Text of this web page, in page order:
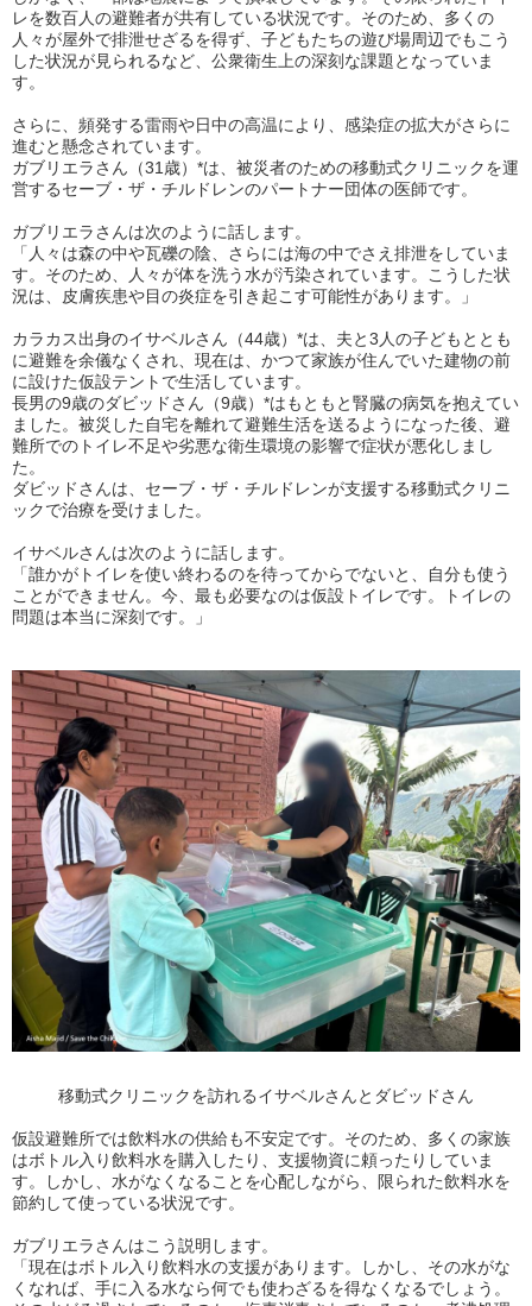
レを数百人の避難者が共有している状況です。そのため、多くの
人々が屋外で排泄せざるを得ず、子どもたちの遊び場周辺でもこう
した状況が見られるなど、公衆衛生上の深刻な課題となっていま
す。
さらに、頻発する雷雨や日中の高温により、感染症の拡大がさらに
進むと懸念されています。
ガブリエラさん（31歳）*は、被災者のための移動式クリニックを運
営するセーブ・ザ・チルドレンのパートナー団体の医師です。
ガブリエラさんは次のように話します。
「人々は森の中や瓦礫の陰、さらには海の中でさえ排泄をしていま
す。そのため、人々が体を洗う水が汚染されています。こうした状
況は、皮膚疾患や目の炎症を引き起こす可能性があります。」
カラカス出身のイサベルさん（44歳）*は、夫と3人の子どもととも
に避難を余儀なくされ、現在は、かつて家族が住んでいた建物の前
に設けた仮設テントで生活しています。
長男の9歳のダビッドさん（9歳）*はもともと腎臓の病気を抱えてい
ました。被災した自宅を離れて避難生活を送るようになった後、避
難所でのトイレ不足や劣悪な衛生環境の影響で症状が悪化しまし
た。
ダビッドさんは、セーブ・ザ・チルドレンが支援する移動式クリニ
ックで治療を受けました。
イサベルさんは次のように話します。
「誰かがトイレを使い終わるのを待ってからでないと、自分も使う
ことができません。今、最も必要なのは仮設トイレです。トイレの
問題は本当に深刻です。」
移動式クリニックを訪れるイサベルさんとダビッドさん
仮設避難所では飲料水の供給も不安定です。そのため、多くの家族
はボトル入り飲料水を購入したり、支援物資に頼ったりしていま
す。しかし、水がなくなることを心配しながら、限られた飲料水を
節約して使っている状況です。
ガブリエラさんはこう説明します。
「現在はボトル入り飲料水の支援があります。しかし、その水がな
くなれば、手に入る水なら何でも使わざるを得なくなるでしょう。